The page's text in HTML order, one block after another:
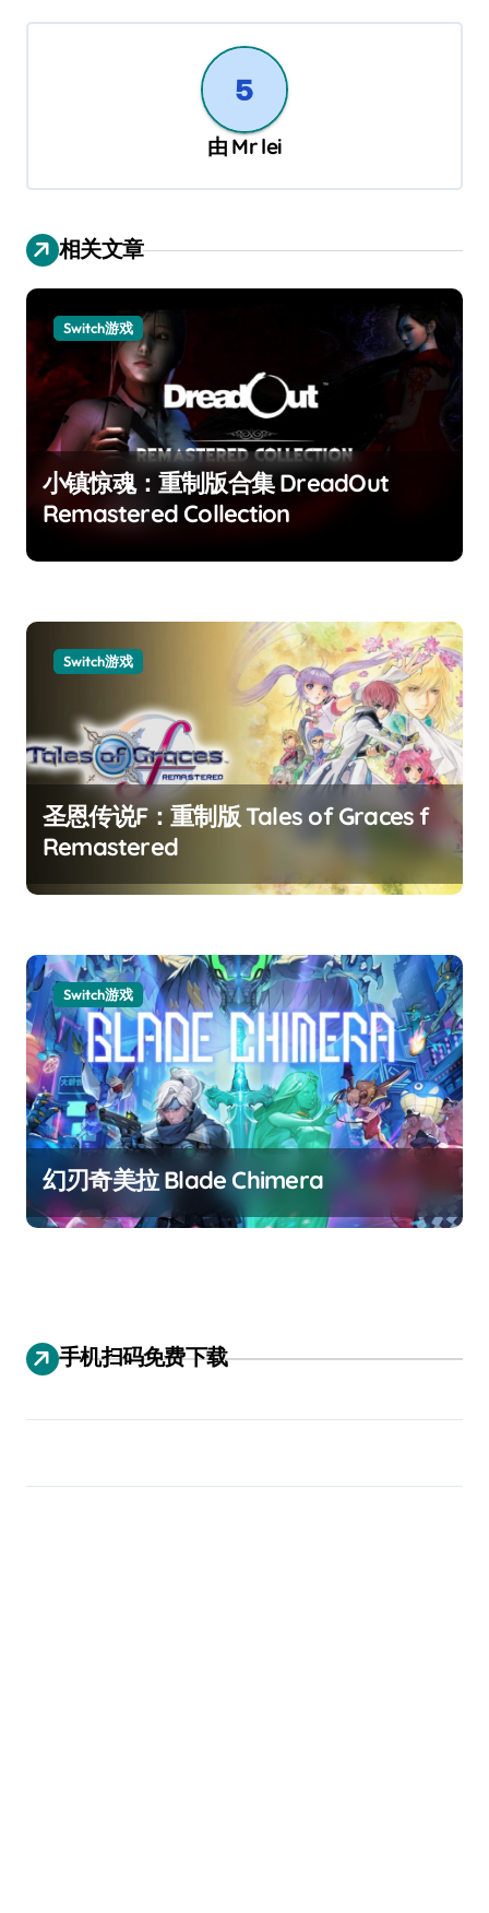
航
由 Mr lei
相关文章
Switch游戏
小镇惊魂：重制版合集 DreadOut
Remastered Collection
Switch游戏
圣恩传说F：重制版 Tales of Graces f
Remastered
Switch游戏
幻刃奇美拉 Blade Chimera
手机扫码免费下载